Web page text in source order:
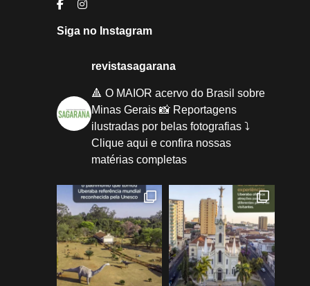
Siga no Instagram
revistasagarana
🔺 O MAIOR acervo do Brasil sobre
Minas Gerais📸 Reportagens
ilustradas por belas fotografias⤵️
Clique aqui e confira nossas
matérias completas